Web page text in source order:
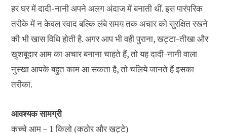
हर घर में दादी-नानी अपने अलग अंदाज में बनाती थीं. इस पारंपरिक
तरीके में न केवल स्वाद बल्कि लंबे समय तक अचार को सुरक्षित रखने
की भी खास विधि होती है. अगर आप भी वही पुराना, खट्टा-तीखा और
खुशबूदार आम का अचार बनाना चाहते हैं, तो यह दादी-नानी वाला
नुस्खा आपके बहुत काम आ सकता है, तो चलिये जानते हैं इसका
तरीका.
आवश्यक सामग्री
कच्चे आम – 1 किलो (कठोर और खट्टे)